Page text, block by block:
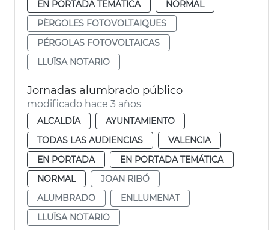
EN PORTADA TEMÁTICA
NORMAL
PÈRGOLES FOTOVOLTAIQUES
PÉRGOLAS FOTOVOLTAICAS
LLUÏSA NOTARIO
Jornadas alumbrado público
modificado hace 3 años
ALCALDÍA
AYUNTAMIENTO
TODAS LAS AUDIENCIAS
VALENCIA
EN PORTADA
EN PORTADA TEMÁTICA
NORMAL
JOAN RIBÓ
ALUMBRADO
ENLLUMENAT
LLUÏSA NOTARIO